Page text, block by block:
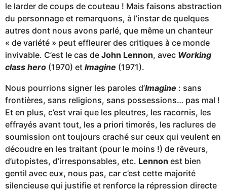
le larder de coups de couteau ! Mais faisons abstraction
du personnage et remarquons, à l’instar de quelques
autres dont nous avons parlé, que même un chanteur
« de variété » peut effleurer des critiques à ce monde
invivable. C’est le cas de John Lennon, avec Working
class hero (1970) et Imagine (1971).
Nous pourrions signer les paroles d’Imagine : sans
frontières, sans religions, sans possessions… pas mal !
Et en plus, c’est vrai que les pleutres, les racornis, les
effrayés avant tout, les a priori timorés, les raclures de
soumission ont toujours craché sur ceux qui veulent en
découdre en les traitant (pour le moins !) de rêveurs,
d’utopistes, d’irresponsables, etc. Lennon est bien
gentil avec eux, nous pas, car c’est cette majorité
silencieuse qui justifie et renforce la répression directe